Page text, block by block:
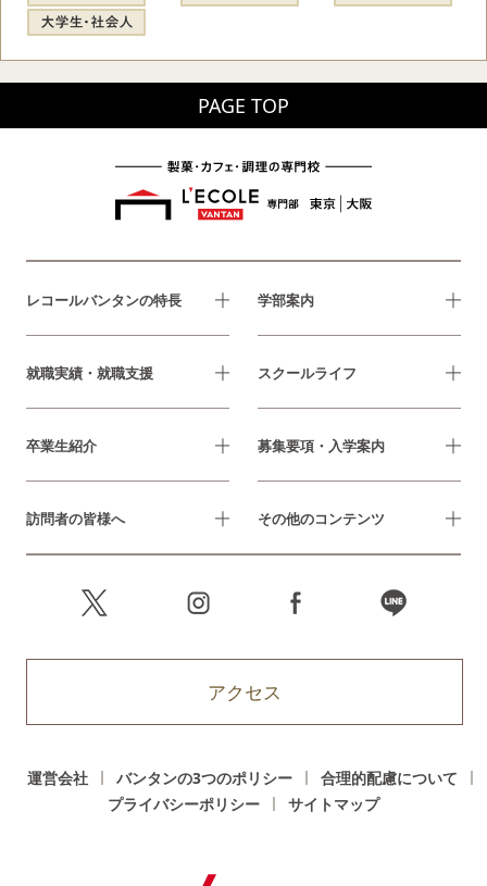
PAGE TOP
レコールバンタンの特長 学部案内
就職実績・就職支援 スクールライフ
卒業生紹介 募集要項・入学案内
訪問者の皆様へ その他のコンテンツ
アクセス
運営会社 バンタンの3つのポリシー
合理的配慮について
プライバシーポリシー
サイトマップ